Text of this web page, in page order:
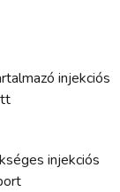
injekciós
injekciós